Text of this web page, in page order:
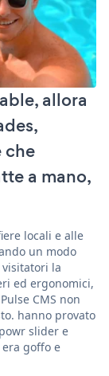
allora
che
a mano,
locali e alle
un modo
la
ed ergonomici,
CMS non
hanno provato
slider e
goffo e